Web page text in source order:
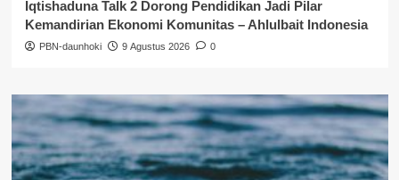
Iqtishaduna Talk 2 Dorong Pendidikan Jadi Pilar
Kemandirian Ekonomi Komunitas – Ahlulbait Indonesia
PBN-daunhoki 9 Agustus 2026 0